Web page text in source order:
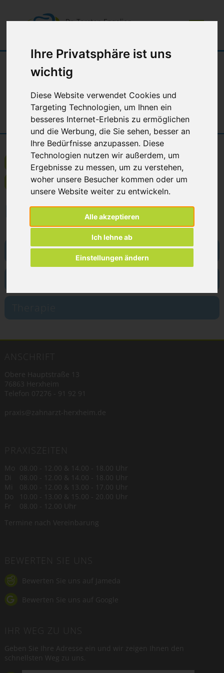
Ihre Privatsphäre ist uns
wichtig
Diese Website verwendet Cookies und
Targeting Technologien, um Ihnen ein
besseres Internet-Erlebnis zu ermöglichen
und die Werbung, die Sie sehen, besser an
Ihre Bedürfnisse anzupassen. Diese
Technologien nutzen wir außerdem, um
Ergebnisse zu messen, um zu verstehen,
woher unsere Besucher kommen oder um
unsere Website weiter zu entwickeln.
Alle akzeptieren
Ich lehne ab
Einstellungen ändern
Zahnersatz an einem Tag Angstpatienten
Kinderzahnheilkunde Funktionstherapie
Funktionstherapie
Situation & Beschwerdebild
ANSCHRIFT
Obere Hauptstraße 13
76863 Herxheim
Telefon 07276 - 91 92 91
praxis@zahnarzt-herxheim.de
PRAXISZEITEN
Mo
08.00 - 12.00 & 14.00 - 18.00 Uhr
Di
08.00 - 12.00 & 14.00 - 18.00 Uhr
Mi
08.00 - 12.00 & 13.00 - 17.00 Uhr
Do
10.00 - 13.00 & 15.00 - 20.00 Uhr
Fr
08.00 - 12.00 Uhr
Termine nach Vereinbarung
BEWERTEN SIE UNS
Bewerten Sie uns auf Jameda
Bewerten Sie uns auf Google
IHR WEG ZU UNS
Geben Sie Ihre Adresse ein und wir zeigen Ihnen den
schnellsten Weg zu uns.